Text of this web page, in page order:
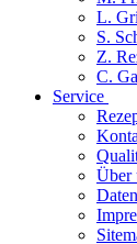
L.
S.
Z.
C.
Service
Über